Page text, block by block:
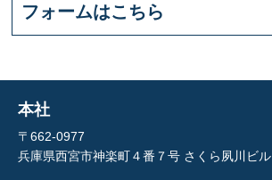
フォームはこちら
本社
〒662-0977
兵庫県西宮市神楽町４番７号 さくら夙川ビル